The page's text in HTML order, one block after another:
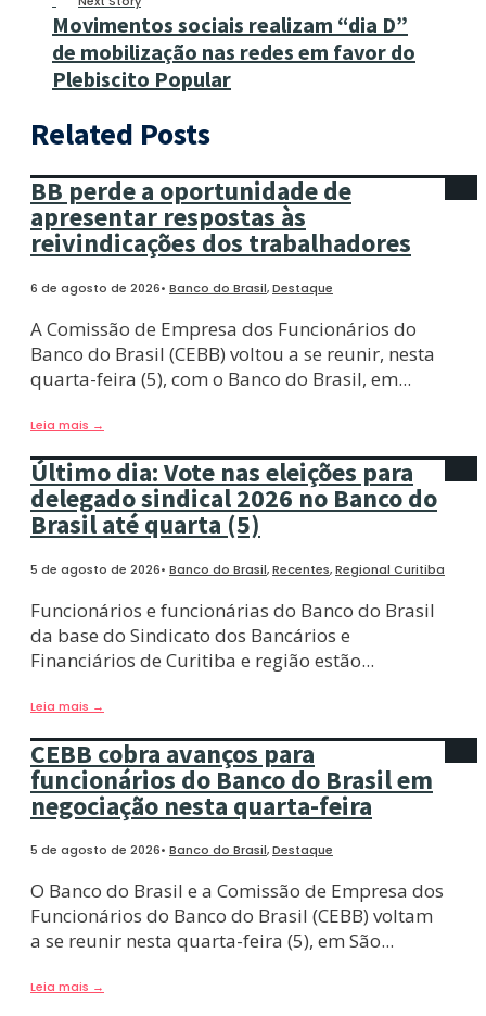
Movimentos sociais realizam “dia D”
de mobilização nas redes em favor do
Plebiscito Popular
Related Posts
BB perde a oportunidade de
apresentar respostas às
reivindicações dos trabalhadores
6 de agosto de 2026• Banco do Brasil,Destaque
A Comissão de Empresa dos Funcionários do
Banco do Brasil (CEBB) voltou a se reunir, nesta
quarta-feira (5), com o Banco do Brasil, em...
Leia mais →
Último dia: Vote nas eleições para
delegado sindical 2026 no Banco do
Brasil até quarta (5)
5 de agosto de 2026• Banco do Brasil,Recentes,Regional Curitiba
Funcionários e funcionárias do Banco do Brasil
da base do Sindicato dos Bancários e
Financiários de Curitiba e região estão...
Leia mais →
CEBB cobra avanços para
funcionários do Banco do Brasil em
negociação nesta quarta-feira
5 de agosto de 2026• Banco do Brasil,Destaque
O Banco do Brasil e a Comissão de Empresa dos
Funcionários do Banco do Brasil (CEBB) voltam
a se reunir nesta quarta-feira (5), em São...
Leia mais →